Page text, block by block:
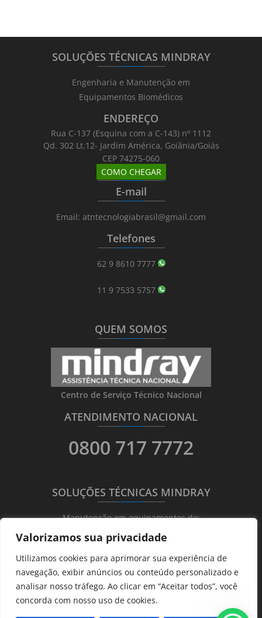
Valorizamos sua privacidade
Utilizamos cookies para aprimorar sua experiência de
navegação, exibir anúncios ou conteúdo personalizado e
analisar nosso tráfego. Ao clicar em “Aceitar todos”, você
concorda com nosso uso de cookies.
SOLUÇÕES TÉCNICAS MINDRAY
_______________________
Engenharia e Manutenção em
Equipamentos Biomédicos
ENDEREÇO
Rua C-137 (Esquina com a C-143) nº 1112
Qd. 302 Lt.12- Jardim América, Goiânia/Goiás
CEP 74275-060
COMO CHEGAR
_______________________
E-mail
_______________________
Email: atntecnologiabrasil@gmail.com
Telefones
_______________________
62 9 8610 7777
11 9 7533 5757
QUEM SOMOS
_______________________
Centro de Serviço Técnico Nacional
ATENDIMENTO NACIONAL
_______________________
0800 717 7772
SOLUÇÕES TÉCNICAS MINDRAY
_______________________
Manutenção em equipamentos de:
Ultrassonografia
Ecocardiografia
Transdutores
Hematológicos